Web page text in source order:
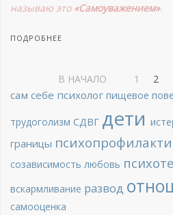
называю это «Самоуважением».
ПОДРОБНЕЕ
В НАЧАЛО 1 2
сам себе психолог пищевое
трудоголизм СДВГ дети
границы
созависимость любовь
вскармливание развод
самооценка